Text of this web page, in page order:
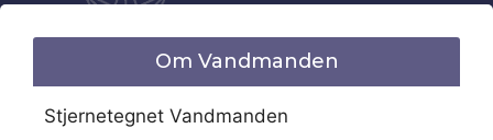
Om Vandmanden
Stjernetegnet Vandmanden